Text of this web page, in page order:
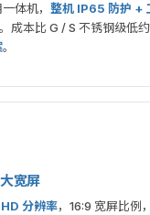
体机， 整机 IP65 防护 +
。成本比 G / S 不锈钢级低
。
宽屏
分辨率，16:9 宽屏比例，